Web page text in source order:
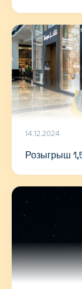
14.12.2024
Розыгрыш